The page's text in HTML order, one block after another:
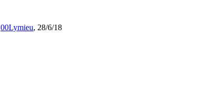
00Lymieu, 28/6/18